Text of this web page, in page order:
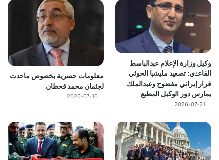
وكيل وزارة الإعلام عبدالباسط
القاعدي: تصعيد مليشيا الحوثي
قرار إيراني مفضوح وعبدالملك
يمارس دور الوكيل المطيع
2026-07-21
معلومات حصرية بخصوص ماحدث
لجثمان محمد قحطان
2026-07-10